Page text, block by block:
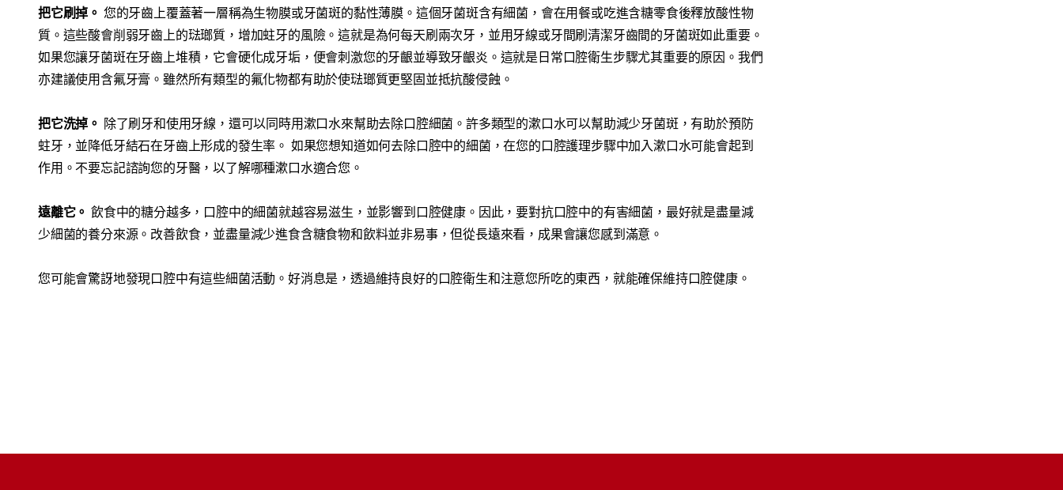
把它刷掉。 您的牙齒上覆蓋著一層稱為生物膜或牙菌斑的黏性薄膜。這個牙菌斑含有細菌，會在用餐或吃進含糖零食後釋放酸性物
質。這些酸會削弱牙齒上的琺瑯質，增加蛀牙的風險。這就是為何每天刷兩次牙，並用牙線或牙間刷清潔牙齒間的牙菌斑如此重要。
如果您讓牙菌斑在牙齒上堆積，它會硬化成牙垢，便會刺激您的牙齦並導致牙齦炎。這就是日常口腔衛生步驟尤其重要的原因。我們
亦建議使用含氟牙膏。雖然所有類型的氟化物都有助於使琺瑯質更堅固並抵抗酸侵蝕。
把它洗掉。 除了刷牙和使用牙線，還可以同時用漱口水來幫助去除口腔細菌。許多類型的漱口水可以幫助減少牙菌斑，有助於預防
蛀牙，並降低牙結石在牙齒上形成的發生率。 如果您想知道如何去除口腔中的細菌，在您的口腔護理步驟中加入漱口水可能會起到
作用。不要忘記諮詢您的牙醫，以了解哪種漱口水適合您。
遠離它。 飲食中的糖分越多，口腔中的細菌就越容易滋生，並影響到口腔健康。因此，要對抗口腔中的有害細菌，最好就是盡量減
少細菌的養分來源。改善飲食，並盡量減少進食含糖食物和飲料並非易事，但從長遠來看，成果會讓您感到滿意。
您可能會驚訝地發現口腔中有這些細菌活動。好消息是，透過維持良好的口腔衛生和注意您所吃的東西，就能確保維持口腔健康。